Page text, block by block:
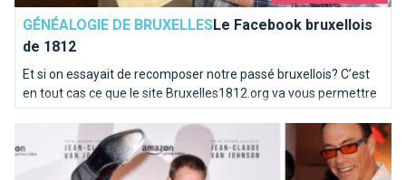
GÉNÉALOGIE DE BRUXELLESLe Facebook bruxellois
de 1812
Et si on essayait de recomposer notre passé bruxellois? C’est
en tout cas ce que le site Bruxelles1812.org va vous permettre
de vérifier. C’est un peu un Facebook du début du 19ème siècle
! Un site pour les généalogistes et les curieux.
JCVD, le Bruxellois le plus aware